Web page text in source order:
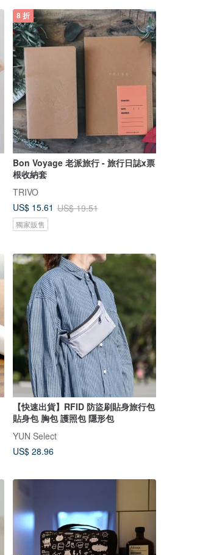
8 折
Bon Voyage 老派旅行 - 旅行日誌x票
根收納套
TRIVO
US$ 15.61 US$ 19.51
獨家販售
【快速出貨】RFID 防盜刷貼身旅行包
貼身包 胸包 護照包 隱形包
YUN Select
US$ 28.96